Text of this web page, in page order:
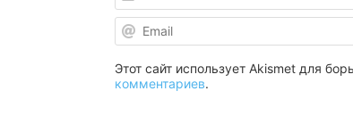
Этот сайт использует Akismet для
комментариев.